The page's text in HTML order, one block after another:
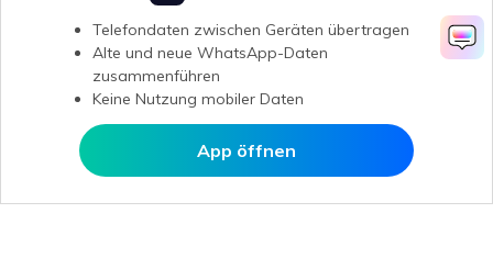
In MobileTrans öffnen
Telefondaten zwischen Geräten übertragen
Alte und neue WhatsApp-Daten
zusammenführen
Keine Nutzung mobiler Daten
App öffnen